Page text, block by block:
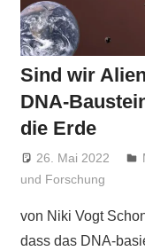
Sind wir
DNA-
die Erde
26. Mai 2022
und Forschung
von Niki Vogt
dass das DNA-